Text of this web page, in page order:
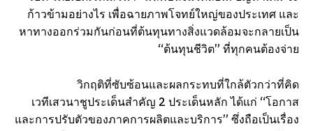
ก้าวข้ามอย่างไร เพื่อฉายภาพโจทย์ใหญ่ของประเทศ และ
หาทางออกร่วมกันก่อนที่ต้นทุนทางสิ่งแวดล้อมจะกลายเป็น
“ต้นทุนชีวิต” ที่ทุกคนต้องจ่าย
วิกฤติที่ซับซ้อนและผลกระทบที่ใกล้ตัวกว่าที่คิด
เวทีเสวนาชูประเด็นสำคัญ 2 ประเด็นหลัก ได้แก่ “โอกาส
และการปรับตัวของภาคการผลิตและบริการ” ซึ่งถือเป็นเรื่อง